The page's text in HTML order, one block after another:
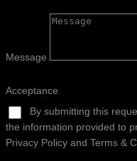
Message
Acceptance
By submitting this
the information provided to
Privacy Policy and Terms &